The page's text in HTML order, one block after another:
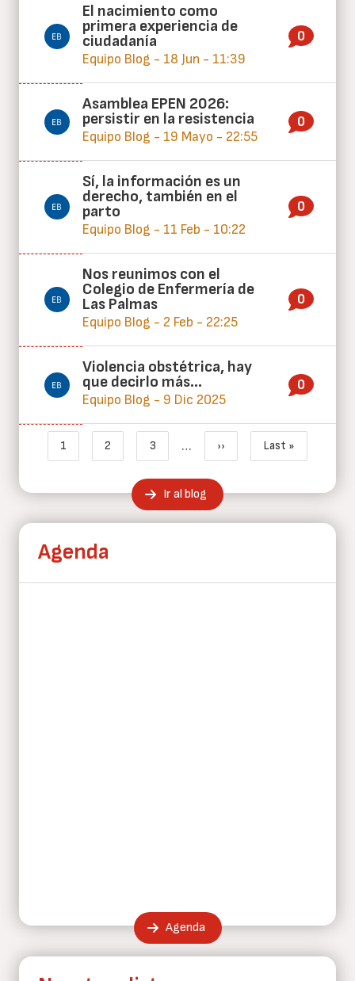
El nacimiento como
primera experiencia de
ciudadanía
Equipo Blog - 18 Jun - 11:39
0
Asamblea EPEN 2026:
persistir en la resistencia
Equipo Blog - 19 Mayo - 22:55
0
Sí, la información es un
derecho, también en el
parto
Equipo Blog - 11 Feb - 10:22
0
Nos reunimos con el
Colegio de Enfermería de
Las Palmas
Equipo Blog - 2 Feb - 22:25
0
Violencia obstétrica, hay
que decirlo más…
Equipo Blog - 9 Dic 2025
0
Paginación
Página actual
1
Page
2
Page
3 … Siguiente página
››
Última página
Last »
Ir al blog
Agenda
Agenda